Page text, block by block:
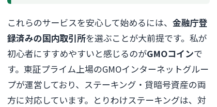
これらのサービスを安心して始めるには、 金融庁登
録済みの国内取引所を選ぶことが大前提です。私が
初心者にすすめやすいと感じるのがGMOコインで
す。東証プライム上場のGMOインターネットグルー
プが運営しており、ステーキング・貸暗号資産の両
方に対応しています。とりわけステーキングは、対